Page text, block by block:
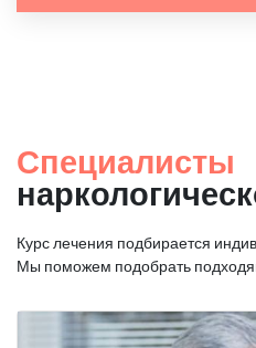
Специалисты
Курс лечения подбирается
Мы поможем подобрать